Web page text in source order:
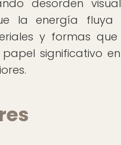
desorden
la energía fluya
y formas que
significativo